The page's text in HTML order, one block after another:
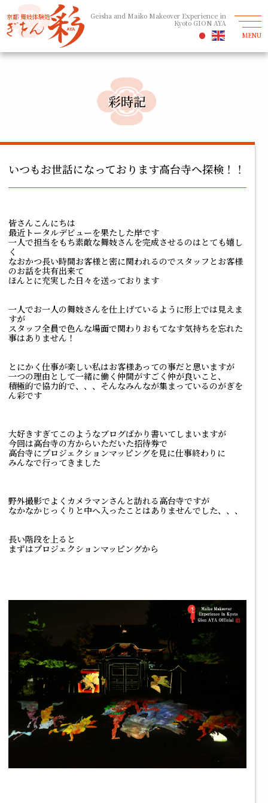
京都 舞妓体験処 Geisha and Maiko Makeover Experience in
Kyoto GION AYA
MENU
彩時記
いつもお世話になっております高台寺へ探検！！
皆さんこんにちは
最近トータルデビューを果たした岸です
一人で担当をもち素敵な舞妓さんを完成させるのはとても嬉し
く
なおかつ長い時間お客様と密に関われるのでスタッフとお客様
のお話を共有出来て
ほんとに充実した日々を送っております
一人でお一人の舞妓さんを仕上げているように形上では見えま
すが
スタッフ全員で色んな場面で関わりおもてなす気持ちを忘れた
事はありません！
とにかく仕事が楽しい私はお客様あっての事だと思いますが
一つの理由として一緒に働く仲間がすごく仲が良いこと、
積極的で協力的で、、、そんなみんなが集まっているのがぎを
ん彩です
大好きすぎてこのようなブログばかり書いてしまいますが
今回は高台寺の方からいただいた招待券で
高台寺にプロジェクションマッピングを見に仕事終わりに
みんなで行ってきました
野外撮影でよくカメラマンさんと訪れる高台寺ですが
なかなかじっくりと中へ入ったことはありませんでした、、、
長い階段を上ると
まずはプロジェクションマッピングから